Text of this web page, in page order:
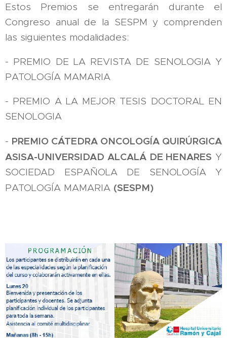
Estos Premios se entregarán durante el
Congreso anual de la SESPM y comprenden
las siguientes modalidades:
- PREMIO DE LA REVISTA DE SENOLOGIA Y
PATOLOGÍA MAMARIA
- PREMIO A LA MEJOR TESIS DOCTORAL EN
SENOLOGIA
- PREMIO CÁTEDRA ONCOLOGÍA QUIRÚRGICA
ASISA-UNIVERSIDAD ALCALÁ DE HENARES Y
SOCIEDAD ESPAÑOLA DE SENOLOGÍA Y
PATOLOGÍA MAMARIA (SESPM)